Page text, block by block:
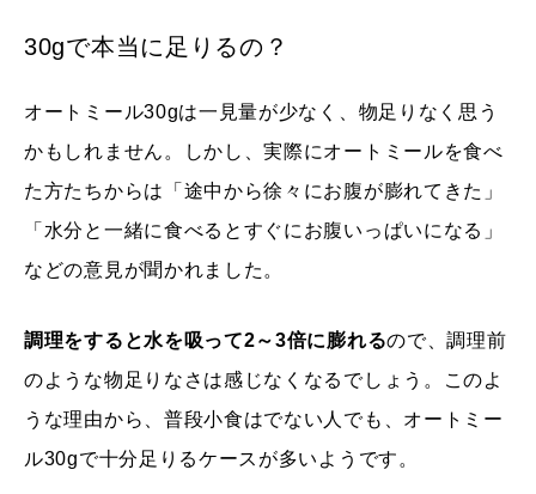
30gで本当に足りるの？
オートミール30gは一見量が少なく、物足りなく思う
かもしれません。しかし、実際にオートミールを食べ
た方たちからは「途中から徐々にお腹が膨れてきた」
「水分と一緒に食べるとすぐにお腹いっぱいになる」
などの意見が聞かれました。
調理をすると水を吸って2～3倍に膨れるので、調理前
のような物足りなさは感じなくなるでしょう。このよ
うな理由から、普段小食はでない人でも、オートミー
ル30gで十分足りるケースが多いようです。